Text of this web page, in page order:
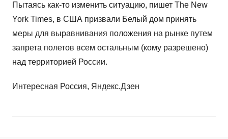
Пытаясь как-то изменить ситуацию, пишет The New
York Times, в США призвали Белый дом принять
меры для выравнивания положения на рынке путем
запрета полетов всем остальным (кому разрешено)
над территорией России.
Интересная Россия, Яндекс.Дзен